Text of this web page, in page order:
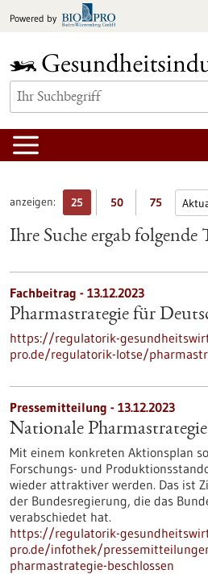
Inhalt
Powered by
anzeigen: 25 50 75
Ihre Suche ergab folgende
Fachbeitrag - 13.12.2023
Pharmastrategie für
https://regulatorik-
pro.de/regulatorik-lotse/
Pressemitteilung - 13.12.2023
Nationale Pharmastrategie
Mit einem konkreten Aktionsplan
Forschungs- und
wieder attraktiver werden. Das ist
der Bundesregierung, die das
verabschiedet hat.
https://regulatorik-
pro.de/infothek/
pharmastrategie-beschlossen